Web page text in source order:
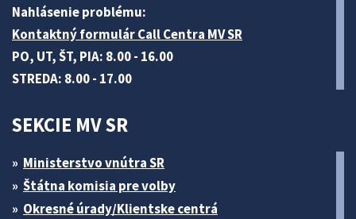
Nahlásenie problému:
Kontaktný formulár Call Centra MV SR
PO, UT, ŠT, PIA: 8.00 - 16.00
STREDA: 8.00 - 17.00
SEKCIE MV SR
Ministerstvo vnútra SR
Štátna komisia pre volby
Okresné úrady/Klientske centrá